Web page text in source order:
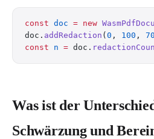
const doc = new
doc. addRedaction ( 0 , 100 ,
const n = doc.
Was ist der
Schwärzung und